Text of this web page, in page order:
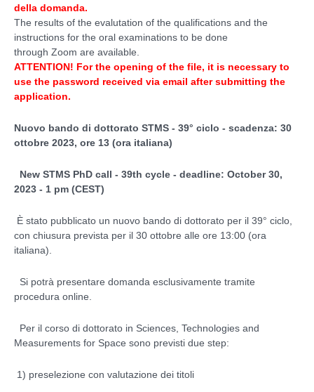
della domanda.
The results of the evalutation of the qualifications and the
instructions for the oral examinations to be done
through Zoom are available.
ATTENTION! For the opening of the file, it is necessary to
use the password received via email after submitting the
application.
Nuovo bando di dottorato STMS - 39° ciclo - scadenza: 30
ottobre 2023, ore 13 (ora italiana)
New STMS PhD call - 39th cycle - deadline: October 30,
2023 - 1 pm (CEST)
È stato pubblicato un nuovo bando di dottorato per il 39° ciclo,
con chiusura prevista per il 30 ottobre alle ore 13:00 (ora
italiana).
Si potrà presentare domanda esclusivamente tramite
procedura online.
Per il corso di dottorato in Sciences, Technologies and
Measurements for Space sono previsti due step:
1) preselezione con valutazione dei titoli